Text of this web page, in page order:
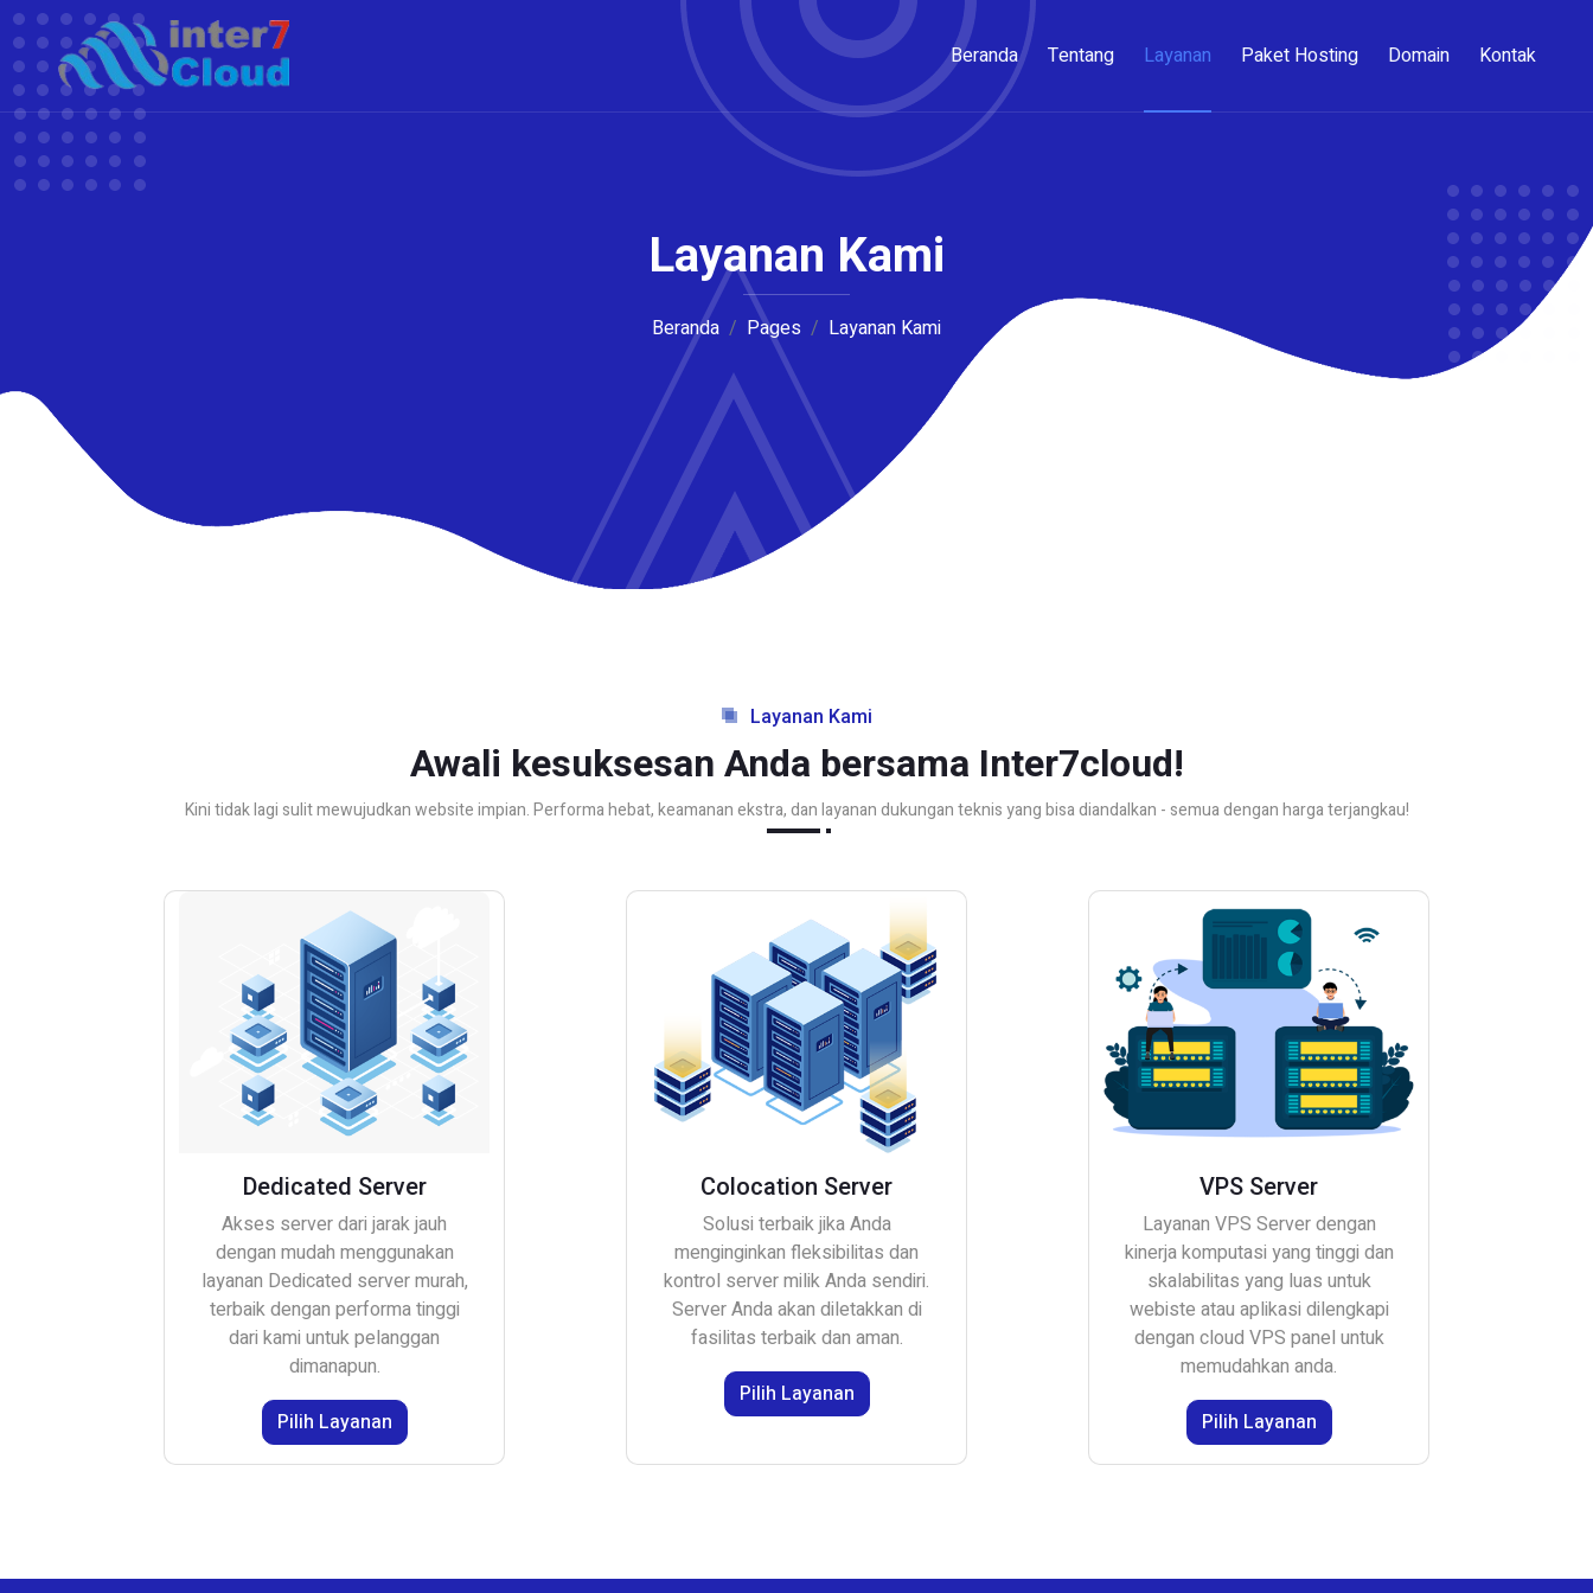
Beranda Tentang Layanan Paket Hosting Domain Kontak
Layanan Kami
Beranda Pages Layanan Kami
Layanan Kami
Awali kesuksesan Anda bersama Inter7cloud!
Kini tidak lagi sulit mewujudkan website impian. Performa hebat, keamanan ekstra, dan layanan dukungan teknis yang bisa diandalkan - semua dengan harga terjangkau!
Dedicated Server
Akses server dari jarak jauh
dengan mudah menggunakan
layanan Dedicated server murah,
terbaik dengan performa tinggi
dari kami untuk pelanggan
dimanapun.
Pilih Layanan
Colocation Server
Solusi terbaik jika Anda
menginginkan fleksibilitas dan
kontrol server milik Anda sendiri.
Server Anda akan diletakkan di
fasilitas terbaik dan aman.
Pilih Layanan
VPS Server
Layanan VPS Server dengan
kinerja komputasi yang tinggi dan
skalabilitas yang luas untuk
webiste atau aplikasi dilengkapi
dengan cloud VPS panel untuk
memudahkan anda.
Pilih Layanan